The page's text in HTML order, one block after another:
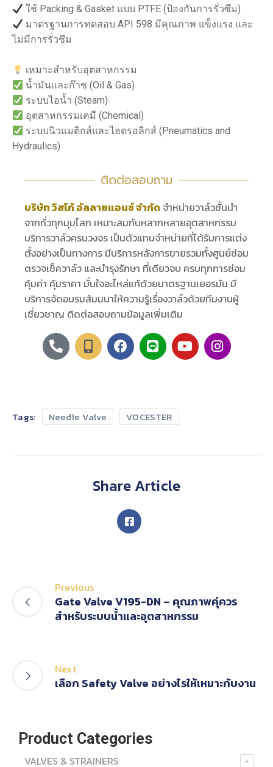
ใช้ Packing & Gasket แบบ PTFE (ป้องกันการรั่วซึม)
มาตรฐานการทดสอบ API 598 มีคุณภาพ แข็งแรง และ
ไม่มีการรั่วซึม
เหมาะสำหรับอุตสาหกรรม
น้ำมันและก๊าซ (Oil & Gas)
ระบบไอน้ำ (Steam)
อุตสาหกรรมเคมี (Chemical)
ระบบนิวแมติกส์และไฮดรอลิกส์ (Pneumatics and
Hydraulics)
ติดต่อสอบถาม
บริษัท วิสโก้ อัลลายแอนซ์ จำกัด จำหน่ายวาล์วชั้นนำ
จากทั่วทุกมุมโลก เหมาะสมกับหลากหลายอุตสาหกรรม
บริการวาล์วครบวงจร เป็นตัวแทนจำหน่ายที่ได้รับการแต่ง
ตั้งอย่างเป็นทางการ มีบริการหลังการขายรวมทั้งศูนย์ซ่อม
ตรวจเช็ควาล์ว และบำรุงรักษา ที่เดียวจบ ครบทุกการซ่อม
คุ้มค่า คุ้มราคา มั่นใจอะไหล่แท้ด้วยมาตรฐานเยอรมัน มี
บริการจัดอบรมสัมมนาให้ความรู้เรื่องวาล์วด้วยทีมงานผู้
เชี่ยวชาญ ติดต่อสอบถามข้อมูลเพิ่มเติม
Tags: Needle Valve VOCESTER
Share Article
Previous
Gate Valve V195-DN – คุณภาพคุ่ควร
สำหรับระบบน้ำและอุตสาหกรรม
Next
เลือก Safety Valve อย่างไรให้เหมาะกับงาน
Product Categories
VALVES & STRAINERS